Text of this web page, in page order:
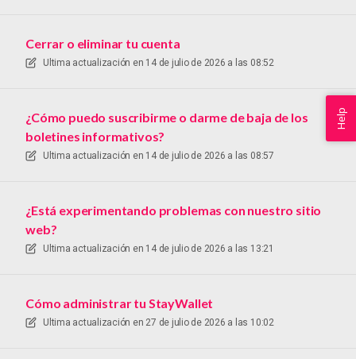
Cerrar o eliminar tu cuenta
Ultima actualización en 14 de julio de 2026 a las 08:52
¿Cómo puedo suscribirme o darme de baja de los
boletines informativos?
Ultima actualización en 14 de julio de 2026 a las 08:57
¿Está experimentando problemas con nuestro sitio
web?
Ultima actualización en 14 de julio de 2026 a las 13:21
Cómo administrar tu StayWallet
Ultima actualización en 27 de julio de 2026 a las 10:02
Help